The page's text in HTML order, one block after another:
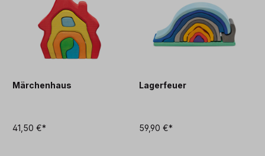
Märchenhaus
41,50 €*
Lagerfeuer
59,90 €*